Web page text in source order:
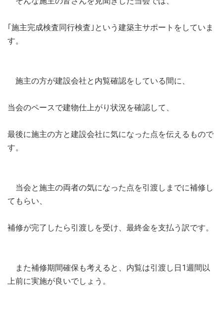
｢施主完成検査同行検査｣という建築主サポートをしていま
す。
施主の方が建設会社と内覧確認をしている間に、
当会のペースで建物仕上がり状況を確認して、
最後に施主の方と建設会社に気になった点を伝えるもので
す。
当会と施主の両者の気になった点を引渡しまでに補修し
てもらい、
補修が完了したら引渡しを受け、最終金を支払う訳です。
また補修期間確保も考えると、内覧は引渡し日1週間以
上前に実施が良いでしょう。